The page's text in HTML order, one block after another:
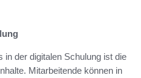
in der digitalen Schulung ist die
Mitarbeitende können in